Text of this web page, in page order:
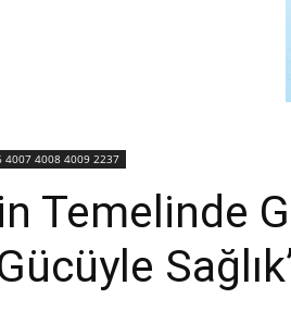
4007 4008 4009 2237
Temelinde